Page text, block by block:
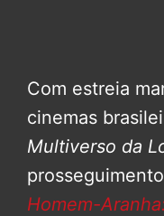
Com estreia
cinemas
Multiverso da
Homem-